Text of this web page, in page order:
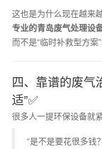
这也是为什么现在越来
专业的青岛废气处理设
而不是“临时补救型方案”
四、靠谱的废气
适”✅
很多人一提环保设备就紧
“是不是要花很多钱